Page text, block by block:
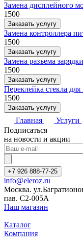
Замена дисплейного
1500
Заказать услугу
Замена контроллера
1500
Заказать услугу
Замена разъема
1500
Заказать услугу
Переклейка стекла
1500
Заказать услугу
Главная Услуги
Подписаться
на новости и акции
+7 926 888-77-25
info@eleroz.ru
Москва.
пав. C2-005A
Наш магазин
Каталог
Компания